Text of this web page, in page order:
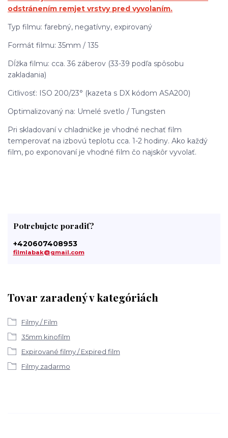
odstránením remjet vrstvy pred vyvolaním.
Typ filmu: farebný, negatívny, expirovaný
Formát filmu: 35mm / 135
Dĺžka filmu: cca. 36 záberov (33-39 podľa spôsobu
zakladania)
Citlivosť: ISO 200/23° (kazeta s DX kódom ASA200)
Optimalizovaný na: Umelé svetlo / Tungsten
Pri skladovaní v chladničke je vhodné nechať film
temperovať na izbovú teplotu cca. 1-2 hodiny. Ako každý
film, po exponovaní je vhodné film čo najskôr vyvolať.
Tovar zaradený v kategóriách
Filmy / Film
35mm kinofilm
Expirované filmy / Expired film
Filmy zadarmo
Potrebujete poradiť?
+420607408953
filmlabak@gmail.com